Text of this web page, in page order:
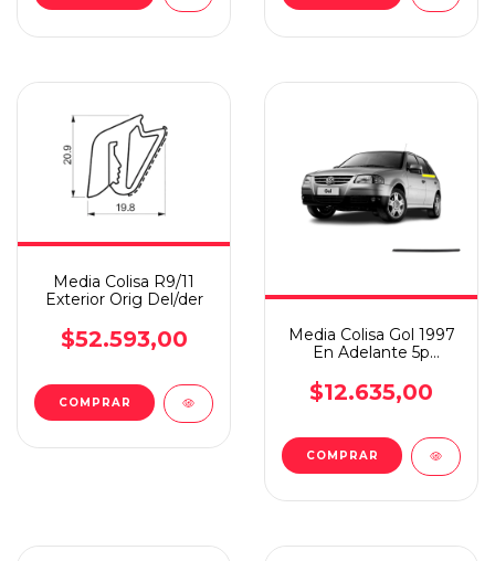
Media Colisa R9/11
Exterior Orig Del/der
$52.593,00
Media Colisa Gol 1997
En Adelante 5p
$12.635,00